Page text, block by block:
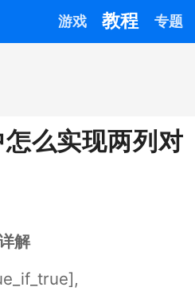
游戏 教程 专题
么实现两列对
解